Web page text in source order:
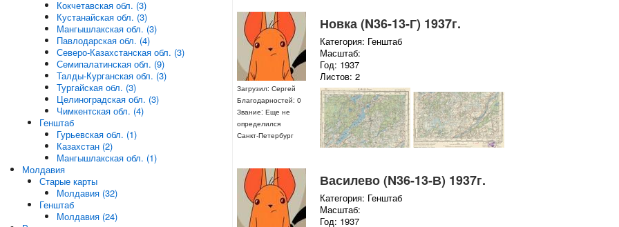
Загрузил: Сергей
Благодарностей: 0
Звание: Еще не
определился
Санкт-Петербург
Новка (N36-13-Г) 1937г.
Категория: Генштаб
Масштаб:
Год: 1937
Листов: 2
Василево (N36-13-В) 1937г.
Категория: Генштаб
Масштаб:
Год: 1937
Кокчетавская обл. (3)
Кустанайская обл. (3)
Мангышлакская обл. (3)
Павлодарская обл. (4)
Северо-Казахстанская обл. (3)
Семипалатинская обл. (9)
Талды-Курганская обл. (3)
Тургайская обл. (3)
Целиноградская обл. (3)
Чимкентская обл. (4)
Генштаб
Гурьевская обл. (1)
Казахстан (2)
Мангышлакская обл. (1)
Молдавия
Старые карты
Молдавия (32)
Генштаб
Молдавия (24)